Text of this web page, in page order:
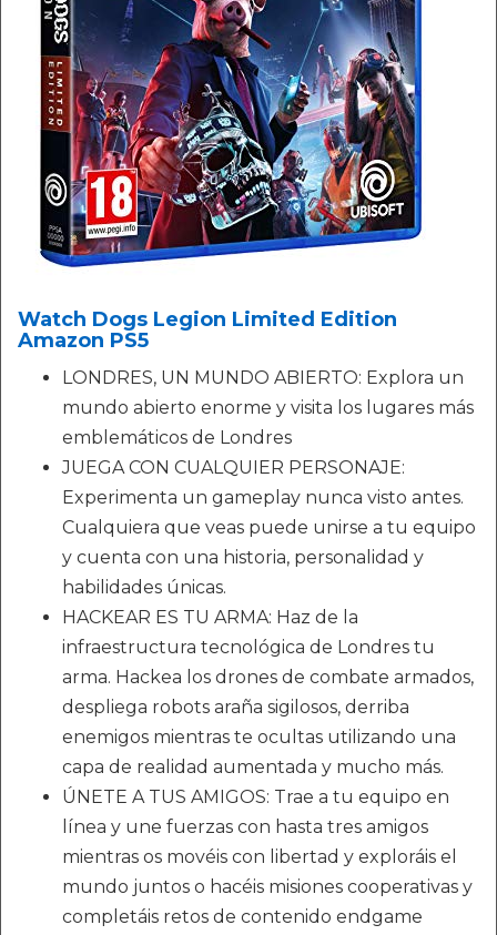
Watch Dogs Legion Limited Edition
Amazon PS5
LONDRES, UN MUNDO ABIERTO: Explora un
mundo abierto enorme y visita los lugares más
emblemáticos de Londres
JUEGA CON CUALQUIER PERSONAJE:
Experimenta un gameplay nunca visto antes.
Cualquiera que veas puede unirse a tu equipo
y cuenta con una historia, personalidad y
habilidades únicas.
HACKEAR ES TU ARMA: Haz de la
infraestructura tecnológica de Londres tu
arma. Hackea los drones de combate armados,
despliega robots araña sigilosos, derriba
enemigos mientras te ocultas utilizando una
capa de realidad aumentada y mucho más.
ÚNETE A TUS AMIGOS: Trae a tu equipo en
línea y une fuerzas con hasta tres amigos
mientras os movéis con libertad y exploráis el
mundo juntos o hacéis misiones cooperativas y
completáis retos de contenido endgame